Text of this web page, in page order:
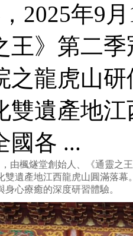
2025年9
王》第二
之龍虎山
雙遺產地
國各 ...
，由楓燧堂創始人、《通靈
雙遺產地江西龍虎山圓滿落
心療癒的深度研習體驗。